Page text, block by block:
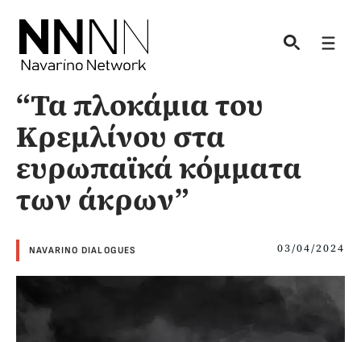
content
“Τα πλοκάμια του
Κρεμλίνου στα
ευρωπαϊκά κόμματα
των άκρων”
NAVARINO DIALOGUES 03/04/2024